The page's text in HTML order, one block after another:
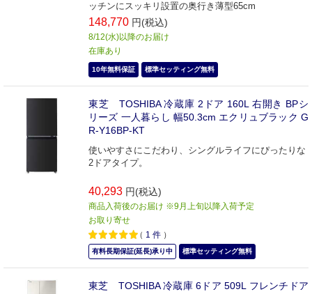
ッチンにスッキリ設置の奥行き薄型65cm
148,770 円(税込)
8/12(水)以降のお届け
在庫あり
10年無料保証 標準セッティング無料
東芝 TOSHIBA 冷蔵庫 2ドア 160L 右開き BPシ
リーズ 一人暮らし 幅50.3cm エクリュブラック G
R-Y16BP-KT
使いやすさにこだわり、シングルライフにぴったりな
2ドアタイプ。
40,293 円(税込)
商品入荷後のお届け ※9月上旬以降入荷予定
お取り寄せ
（ 1 件 ）
有料長期保証(延長)承り中 標準セッティング無料
東芝 TOSHIBA 冷蔵庫 6ドア 509L フレンチドア